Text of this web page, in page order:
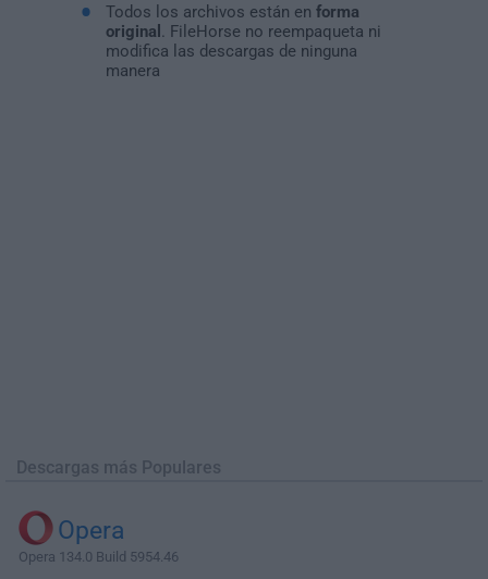
Todos los archivos están en forma
original
. FileHorse no reempaqueta ni
modifica las descargas de ninguna
manera
Descargas más Populares
Opera
Opera 134.0 Build 5954.46